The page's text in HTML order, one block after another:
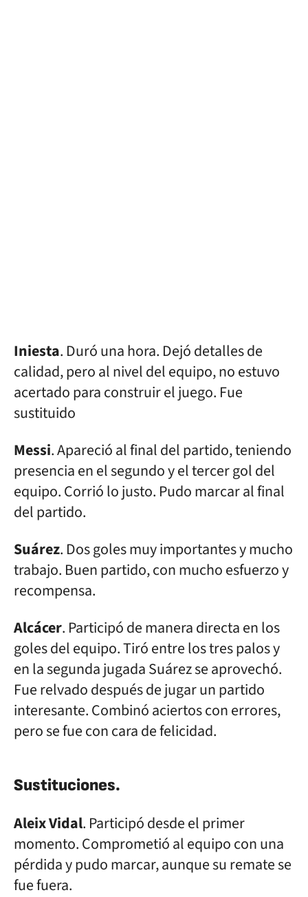
Iniesta. Duró una hora. Dejó detalles de
calidad, pero al nivel del equipo, no estuvo
acertado para construir el juego. Fue
sustituido
Messi. Apareció al final del partido, teniendo
presencia en el segundo y el tercer gol del
equipo. Corrió lo justo. Pudo marcar al final
del partido.
Suárez. Dos goles muy importantes y mucho
trabajo. Buen partido, con mucho esfuerzo y
recompensa.
Alcácer. Participó de manera directa en los
goles del equipo. Tiró entre los tres palos y
en la segunda jugada Suárez se aprovechó.
Fue relvado después de jugar un partido
interesante. Combinó aciertos con errores,
pero se fue con cara de felicidad.
Sustituciones.
Aleix Vidal. Participó desde el primer
momento. Comprometió al equipo con una
pérdida y pudo marcar, aunque su remate se
fue fuera.